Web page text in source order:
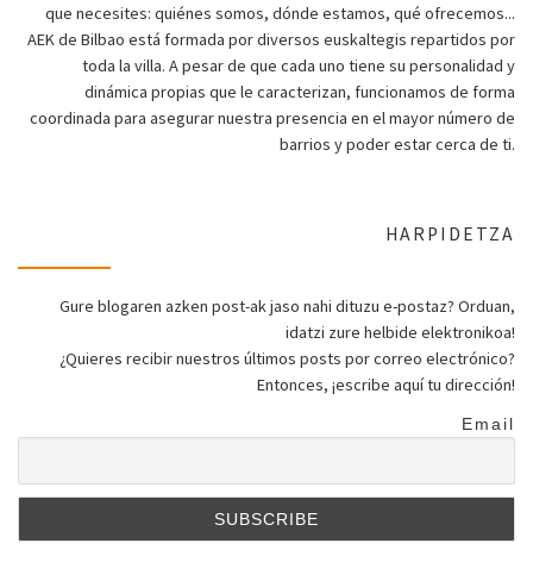
que necesites: quiénes somos, dónde estamos, qué ofrecemos...
AEK de Bilbao está formada por diversos euskaltegis repartidos por
toda la villa. A pesar de que cada uno tiene su personalidad y
dinámica propias que le caracterizan, funcionamos de forma
coordinada para asegurar nuestra presencia en el mayor número de
barrios y poder estar cerca de ti.
HARPIDETZA
Gure blogaren azken post-ak jaso nahi dituzu e-postaz? Orduan,
idatzi zure helbide elektronikoa!
¿Quieres recibir nuestros últimos posts por correo electrónico?
Entonces, ¡escribe aquí tu dirección!
Email